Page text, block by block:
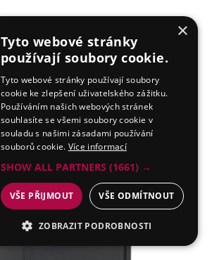
×
Tyto webové stránky
používají soubory cookie.
Tyto webové stránky používají soubory
cookie ke zlepšení uživatelského zážitku.
Používáním našich webových stránek
souhlasíte se všemi soubory cookie v
souladu s našimi zásadami používání
souborů cookie. Více informací
SHOW ALL PARTNERS (1661) →
VŠE PŘIJMOUT VŠE ODMÍTNOUT
ZOBRAZIT PODROBNOSTI